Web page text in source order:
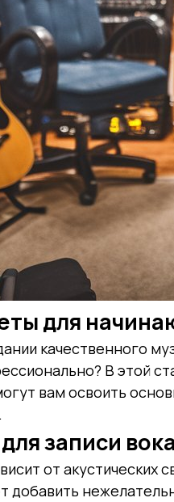
для
качественного
В этой
вам освоить
записи
от акустических